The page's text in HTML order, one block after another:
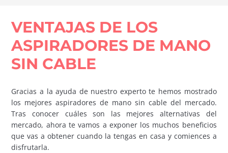
VENTAJAS DE LOS
ASPIRADORES DE MANO
SIN CABLE
Gracias a la ayuda de nuestro experto te hemos mostrado
los mejores aspiradores de mano sin cable del mercado.
Tras conocer cuáles son las mejores alternativas del
mercado, ahora te vamos a exponer los muchos beneficios
que vas a obtener cuando la tengas en casa y comiences a
disfrutarla.